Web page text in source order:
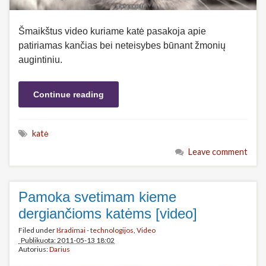
Šmaikštus video kuriame katė pasakoja apie
patiriamas kančias bei neteisybes būnant žmonių
augintiniu.
Continue reading
katė
Leave comment
Pamoka svetimam kieme
dergiančioms katėms [video]
Filed underIšradimai - technologijos, Video
Publikuota: 2011-05-13 18:02
Autorius:Darius